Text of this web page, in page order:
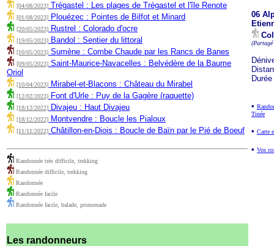
[04/08/2023] Trégastel : Les plages de Trégastel et l'île Renote
[01/08/2023] Plouézec : Pointes de Bilfot et Minard
[20/05/2023] Rustrel : Colorado d'ocre
[19/05/2023] Bandol : Sentier du littoral
[10/05/2023] Sumène : Combe Chaude par les Rancs de Banes
[09/05/2023] Saint-Maurice-Navacelles : Belvédère de la Baume
Oriol
[10/04/2023] Mirabel-et-Blacons : Château du Mirabel
[12/02/2023] Font d'Urle : Puy de la Gagère (raquette)
[18/12/2022] Divajeu : Haut Divajeu
[18/12/2022] Montvendre : Boucle les Pialoux
[11/11/2022] Châtillon-en-Diois : Boucle de Baïn par le Pié de Boeuf
Randonnée très difficile, trekking
Randonnée difficile, trekking
Randonnée
Randonnée facile
Randonnée facile, balade, promenade
Les randonneurs
06
•
Tinée
• Carte
• Vos